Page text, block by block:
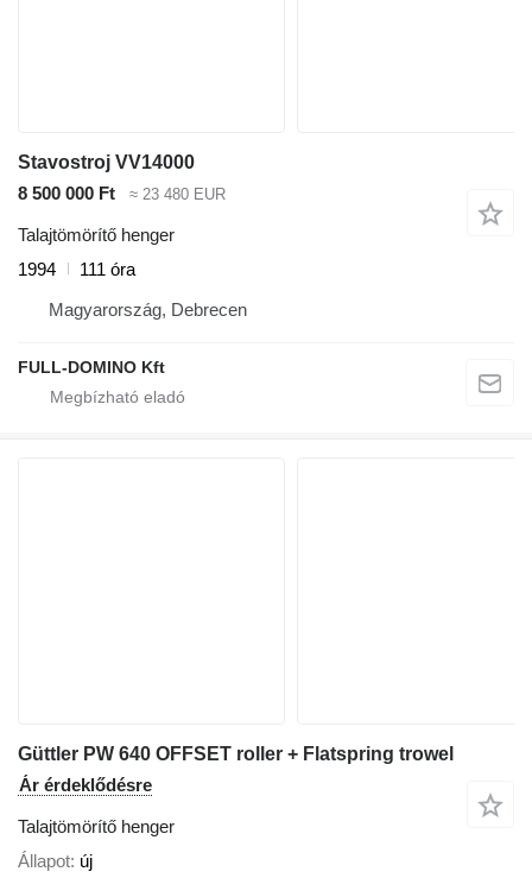
Stavostroj VV14000
8 500 000 Ft
≈ 23 480 EUR
Talajtömörítő henger
1994
111 óra
Magyarország, Debrecen
FULL-DOMINO Kft
Güttler PW 640 OFFSET roller + Flatspring trowel
Ár érdeklődésre
Talajtömörítő henger
Állapot új